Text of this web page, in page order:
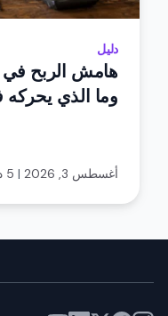
دليل
هامش الربح
وما الذي يحركه
أغسطس 3, 2026 | 5 دقيقة قراءة